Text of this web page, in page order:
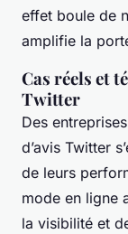
effet boule de
amplifie la
Cas réels et
Twitter
Des
d’avis Twitter
de leurs
mode en ligne
la visibilité et